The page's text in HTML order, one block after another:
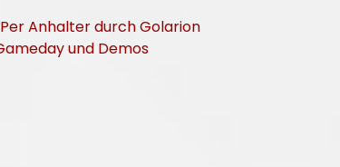
Anhalter durch Golarion
und Demos